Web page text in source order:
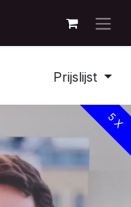
Prijslijst
5 X